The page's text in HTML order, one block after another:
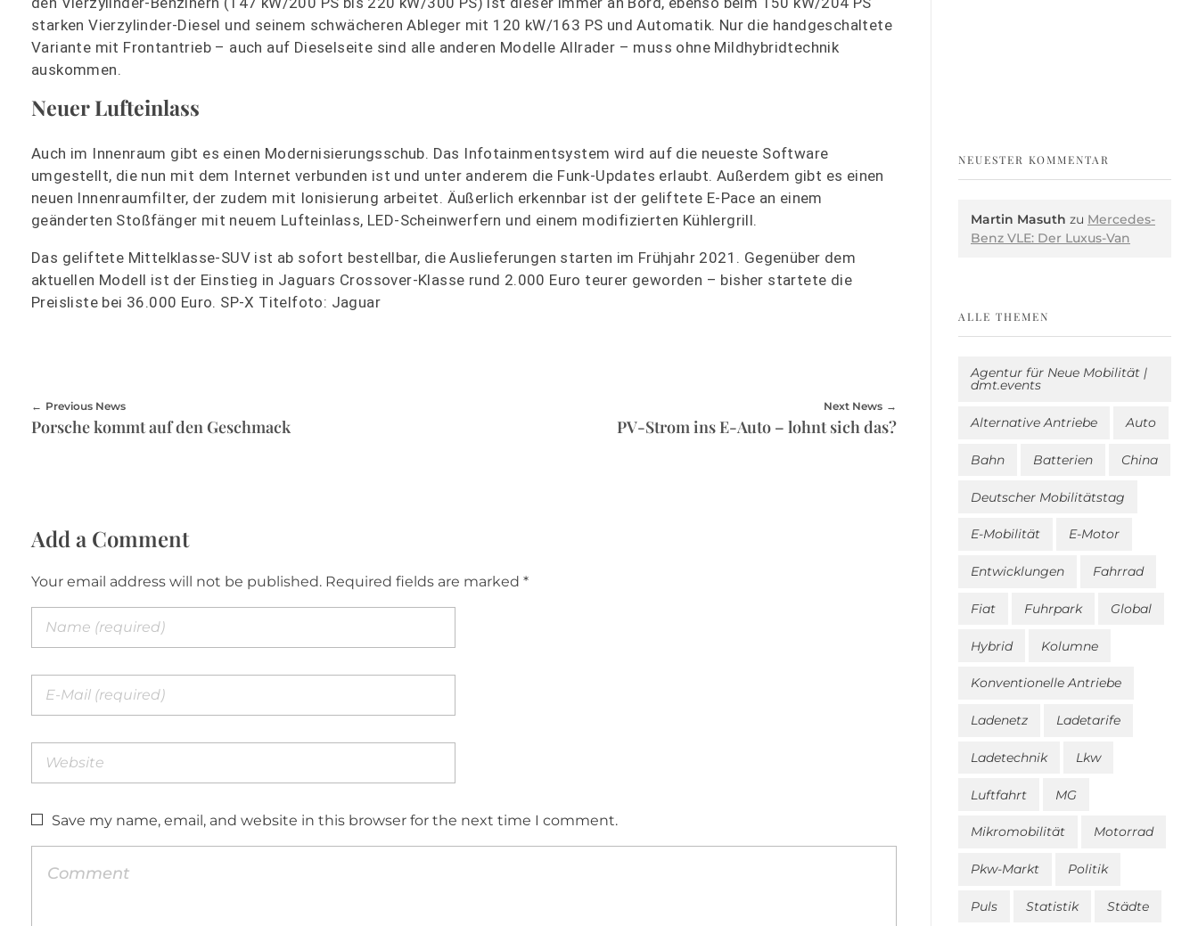
starken Vierzylinder-Diesel und seinem schwächeren Ableger mit 120 kW/163 PS und Automatik. Nur die handgeschaltete
Variante mit Frontantrieb – auch auf Dieselseite sind alle anderen Modelle Allrader – muss ohne Mildhybridtechnik
auskommen.
Neuer Lufteinlass
Auch im Innenraum gibt es einen Modernisierungsschub. Das Infotainmentsystem wird auf die neueste Software
umgestellt, die nun mit dem Internet verbunden ist und unter anderem die Funk-Updates erlaubt. Außerdem gibt es einen
neuen Innenraumfilter, der zudem mit Ionisierung arbeitet. Äußerlich erkennbar ist der geliftete E-Pace an einem
geänderten Stoßfänger mit neuem Lufteinlass, LED-Scheinwerfern und einem modifizierten Kühlergrill.
Das geliftete Mittelklasse-SUV ist ab sofort bestellbar, die Auslieferungen starten im Frühjahr 2021. Gegenüber dem
aktuellen Modell ist der Einstieg in Jaguars Crossover-Klasse rund 2.000 Euro teurer geworden – bisher startete die
Preisliste bei 36.000 Euro. SP-X Titelfoto: Jaguar
Previous News
Porsche kommt auf den Geschmack
Next News
PV-Strom ins E-Auto – lohnt sich das?
Add a Comment
Your email address will not be published. Required fields are marked *
Save my name, email, and website in this browser for the next time I comment.
NEUESTER KOMMENTAR
Martin Masuth zu Mercedes-
Benz VLE: Der Luxus-Van
ALLE THEMEN
Agentur für Neue Mobilität |
dmt.events
Alternative Antriebe Auto
Bahn Batterien China
Deutscher Mobilitätstag
E-Mobilität E-Motor
Entwicklungen Fahrrad
Fiat Fuhrpark Global
Hybrid Kolumne
Konventionelle Antriebe
Ladenetz Ladetarife
Ladetechnik Lkw
Luftfahrt MG
Mikromobilität Motorrad
Pkw-Markt Politik
Puls Statistik Städte